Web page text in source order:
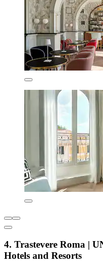
4. Trastevere Roma |
Hotels and Resorts